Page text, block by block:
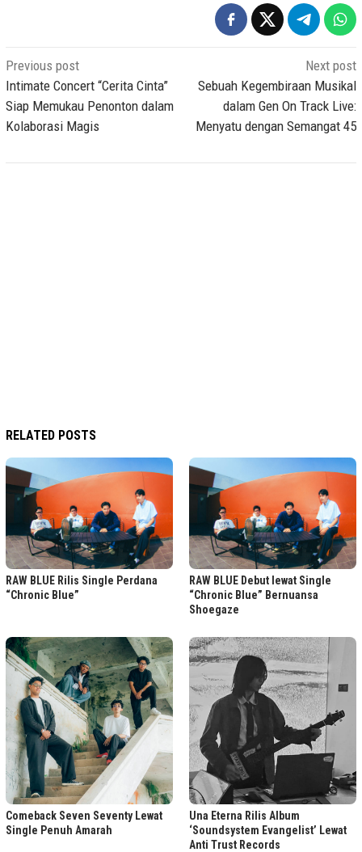
Post
navigation
Previous post
Intimate Concert “Cerita Cinta”
Siap Memukau Penonton dalam
Kolaborasi Magis
Next post
Sebuah Kegembiraan Musikal
dalam Gen On Track Live:
Menyatu dengan Semangat 45
RELATED POSTS
RAW BLUE Rilis Single Perdana
“Chronic Blue”
RAW BLUE Debut lewat Single
“Chronic Blue” Bernuansa
Shoegaze
Comeback Seven Seventy Lewat
Single Penuh Amarah
Una Eterna Rilis Album
‘Soundsystem Evangelist’ Lewat
Anti Trust Records